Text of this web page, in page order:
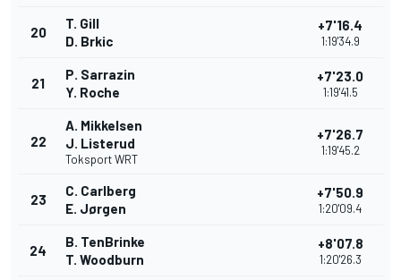
20
T. Gill
D. Brkic
+7'16.4
1:19'34.9
21
P. Sarrazin
Y. Roche
+7'23.0
1:19'41.5
22
A. Mikkelsen
J. Listerud
Toksport WRT
+7'26.7
1:19'45.2
23
C. Carlberg
E. Jørgen
+7'50.9
1:20'09.4
24
B. TenBrinke
T. Woodburn
+8'07.8
1:20'26.3